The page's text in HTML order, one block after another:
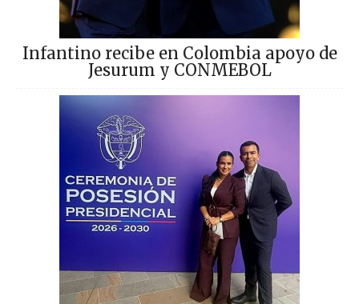
Infantino recibe en Colombia apoyo de
Jesurum y CONMEBOL